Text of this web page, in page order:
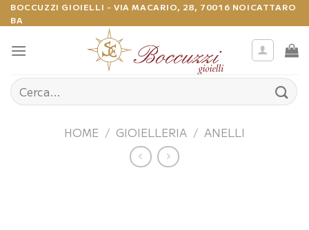
Salta
ai
contenuti
BOCCUZZI GIOIELLI - VIA MACARIO, 28, 70016 NOICATTARO
BA
Cerca:
HOME / GIOIELLERIA / ANELLI